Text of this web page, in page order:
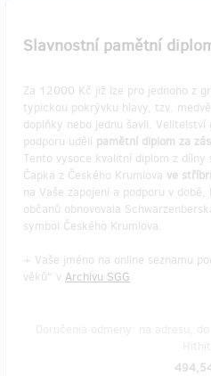
Slavnostní pamětní
Za 12000 Kč již lze pro jednoho z
typickou pokrývku hlavy, tzv.
doplňky nebo jednu šavli.
podporu udělí pamětní diplom za
Tento vysoce kvalitní diplom z
Čapka z Českého Krumlova ve
na Vaše zapojení a podporu v
občanů obnovovala
symbol Českého Krumlova.
+ Vaše jméno na online seznamu
věků“ v Archivu SGG